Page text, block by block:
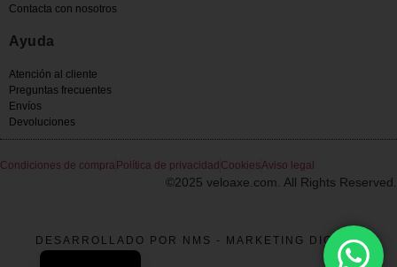
Contacta con nosotros
Ayuda
Atención al cliente
Preguntas frecuentes
Envíos
Devoluciones
Condiciones de compra Política de privacidad CookiesAviso legal
©2025 veloaxe.com. All Rights Reserved.
DESARROLLADO POR NMS - MARKETING DIGITAL
French